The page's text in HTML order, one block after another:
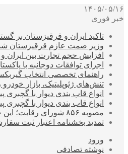
۱۴۰۵/۰۵/۱۶
خبر فوری
تاکید ایران و قرقیزستان بر
وزیر صمت عازم قرقیزستان
افزایش حجم تجارت بین ایران و پاکستان
اجرای توافقات دوجانبه با
راهنمای تخصصی انتخاب
تنش‌های ژئوپلیتیک، بازار
انواع قاب بندی دیوار با
انواع قاب بندی دیوار با
مصوبه ۸۵۶ شورای رقابت؛ این جاده یک‌طرفه است
تمدید بخشنامه اعتبار ثبت سفارشات
ورود
نوشته تصادفی